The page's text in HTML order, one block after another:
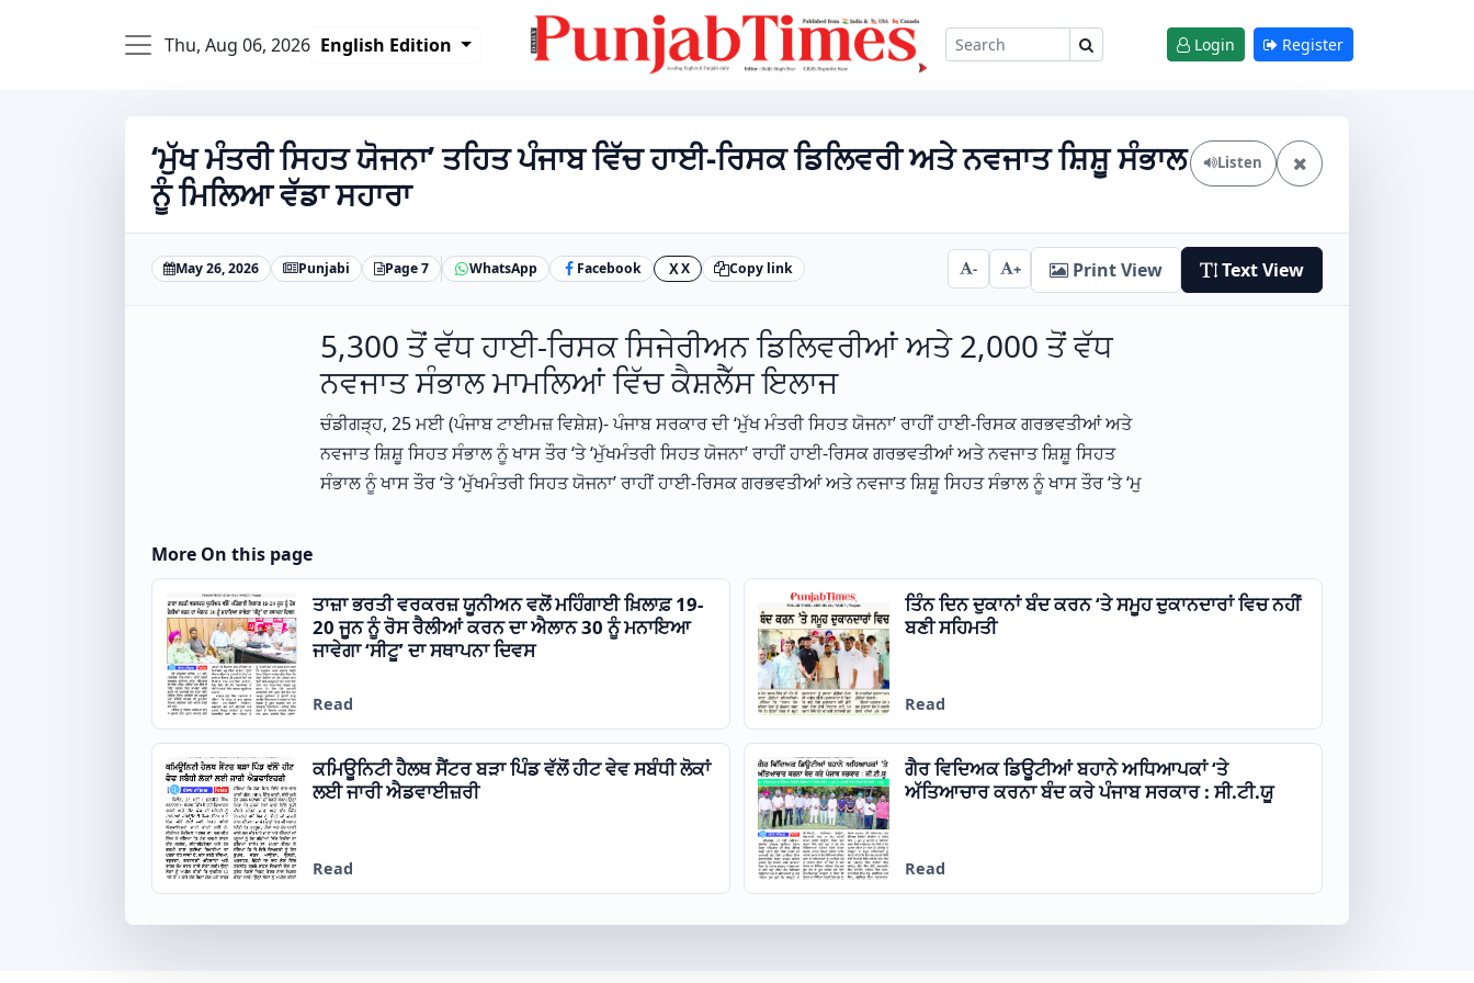
Thu, Aug 06, 2026 English Edition Login Register
‘ਮੁੱਖ ਮੰਤਰੀ ਸਿਹਤ ਯੋਜਨਾ’ ਤਹਿਤ ਪੰਜਾਬ ਵਿੱਚ ਹਾਈ-ਰਿਸਕ ਡਿਲਿਵਰੀ ਅਤੇ ਨਵਜਾਤ ਸ਼ਿਸ਼ੂ ਸੰਭਾਲ
ਨੂੰ ਮਿਲਿਆ ਵੱਡਾ ਸਹਾਰਾ
Listen
May 26, 2026 Punjabi Page 7 WhatsApp Facebook X X Copy link - + Print View Text View
5,300 ਤੋਂ ਵੱਧ ਹਾਈ-ਰਿਸਕ ਸਿਜੇਰੀਅਨ ਡਿਲਿਵਰੀਆਂ ਅਤੇ 2,000 ਤੋਂ ਵੱਧ
ਨਵਜਾਤ ਸੰਭਾਲ ਮਾਮਲਿਆਂ ਵਿੱਚ ਕੈਸ਼ਲੈੱਸ ਇਲਾਜ
ਚੰਡੀਗੜ੍ਹ, 25 ਮਈ (ਪੰਜਾਬ ਟਾਈਮਜ਼ ਵਿਸ਼ੇਸ਼)- ਪੰਜਾਬ ਸਰਕਾਰ ਦੀ ‘ਮੁੱਖ ਮੰਤਰੀ ਸਿਹਤ ਯੋਜਨਾ’ ਰਾਹੀਂ ਹਾਈ-ਰਿਸਕ ਗਰਭਵਤੀਆਂ ਅਤੇ
ਨਵਜਾਤ ਸ਼ਿਸ਼ੂ ਸਿਹਤ ਸੰਭਾਲ ਨੂੰ ਖਾਸ ਤੌਰ ‘ਤੇ ‘ਮੁੱਖਮੰਤਰੀ ਸਿਹਤ ਯੋਜਨਾ’ ਰਾਹੀਂ ਹਾਈ-ਰਿਸਕ ਗਰਭਵਤੀਆਂ ਅਤੇ ਨਵਜਾਤ ਸ਼ਿਸ਼ੂ ਸਿਹਤ
ਸੰਭਾਲ ਨੂੰ ਖਾਸ ਤੌਰ ‘ਤੇ ‘ਮੁੱਖਮੰਤਰੀ ਸਿਹਤ ਯੋਜਨਾ’ ਰਾਹੀਂ ਹਾਈ-ਰਿਸਕ ਗਰਭਵਤੀਆਂ ਅਤੇ ਨਵਜਾਤ ਸ਼ਿਸ਼ੂ ਸਿਹਤ ਸੰਭਾਲ ਨੂੰ ਖਾਸ ਤੌਰ ‘ਤੇ ‘ਮੁ
More On this page
ਤਾਜ਼ਾ ਭਰਤੀ ਵਰਕਰਜ਼ ਯੂਨੀਅਨ ਵਲੋਂ ਮਹਿੰਗਾਈ ਖ਼ਿਲਾਫ਼ 19-
20 ਜੂਨ ਨੂੰ ਰੋਸ ਰੈਲੀਆਂ ਕਰਨ ਦਾ ਐਲਾਨ 30 ਨੂੰ ਮਨਾਇਆ
ਜਾਵੇਗਾ ‘ਸੀਟੂ’ ਦਾ ਸਥਾਪਨਾ ਦਿਵਸ
Read
ਤਿੰਨ ਦਿਨ ਦੁਕਾਨਾਂ ਬੰਦ ਕਰਨ ‘ਤੇ ਸਮੂਹ ਦੁਕਾਨਦਾਰਾਂ ਵਿਚ ਨਹੀਂ
ਬਣੀ ਸਹਿਮਤੀ
Read
ਕਮਿਊਨਿਟੀ ਹੈਲਥ ਸੈਂਟਰ ਬੜਾ ਪਿੰਡ ਵੱਲੋਂ ਹੀਟ ਵੇਵ ਸਬੰਧੀ ਲੋਕਾਂ
ਲਈ ਜਾਰੀ ਐਡਵਾਈਜ਼ਰੀ
Read
ਗੈਰ ਵਿਦਿਅਕ ਡਿਊਟੀਆਂ ਬਹਾਨੇ ਅਧਿਆਪਕਾਂ ‘ਤੇ
ਅੱਤਿਆਚਾਰ ਕਰਨਾ ਬੰਦ ਕਰੇ ਪੰਜਾਬ ਸਰਕਾਰ : ਸੀ.ਟੀ.ਯੂ
Read